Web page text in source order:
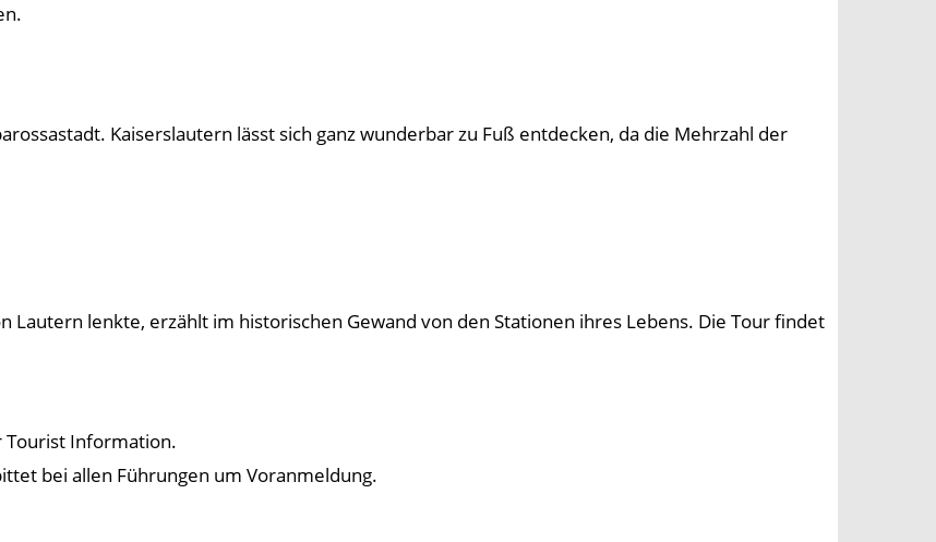
Kaiserslautern lässt sich ganz wunderbar zu Fuß entdecken, da die Mehrzahl der
Lautern lenkte, erzählt im historischen Gewand von den Stationen ihres Lebens. Die Tour findet
Information.
bei allen Führungen um Voranmeldung.